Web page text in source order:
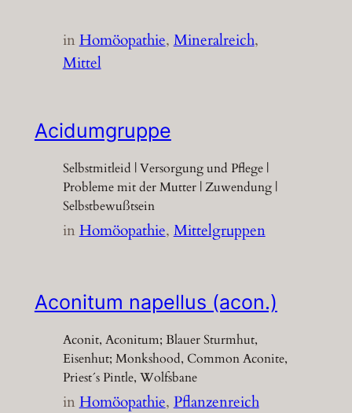
inHomöopathie, Mineralreich
Mittel
Acidumgruppe
Selbstmitleid | Versorgung und Pflege |
Probleme mit der Mutter | Zuwendung |
Selbstbewußtsein
inHomöopathie, Mittelgruppen
Aconitum napellus (acon.)
Aconit, Aconitum; Blauer Sturmhut,
Eisenhut; Monkshood, Common Aconite,
Priest´s Pintle, Wolfsbane
inHomöopathie, Pflanzenreich